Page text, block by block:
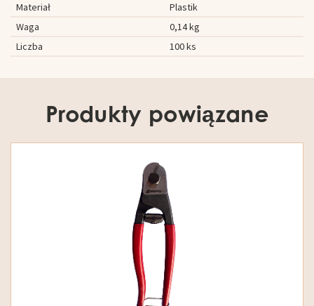
Materiał
Plastik
Waga
0,14 kg
Liczba
100 ks
Produkty powiązane